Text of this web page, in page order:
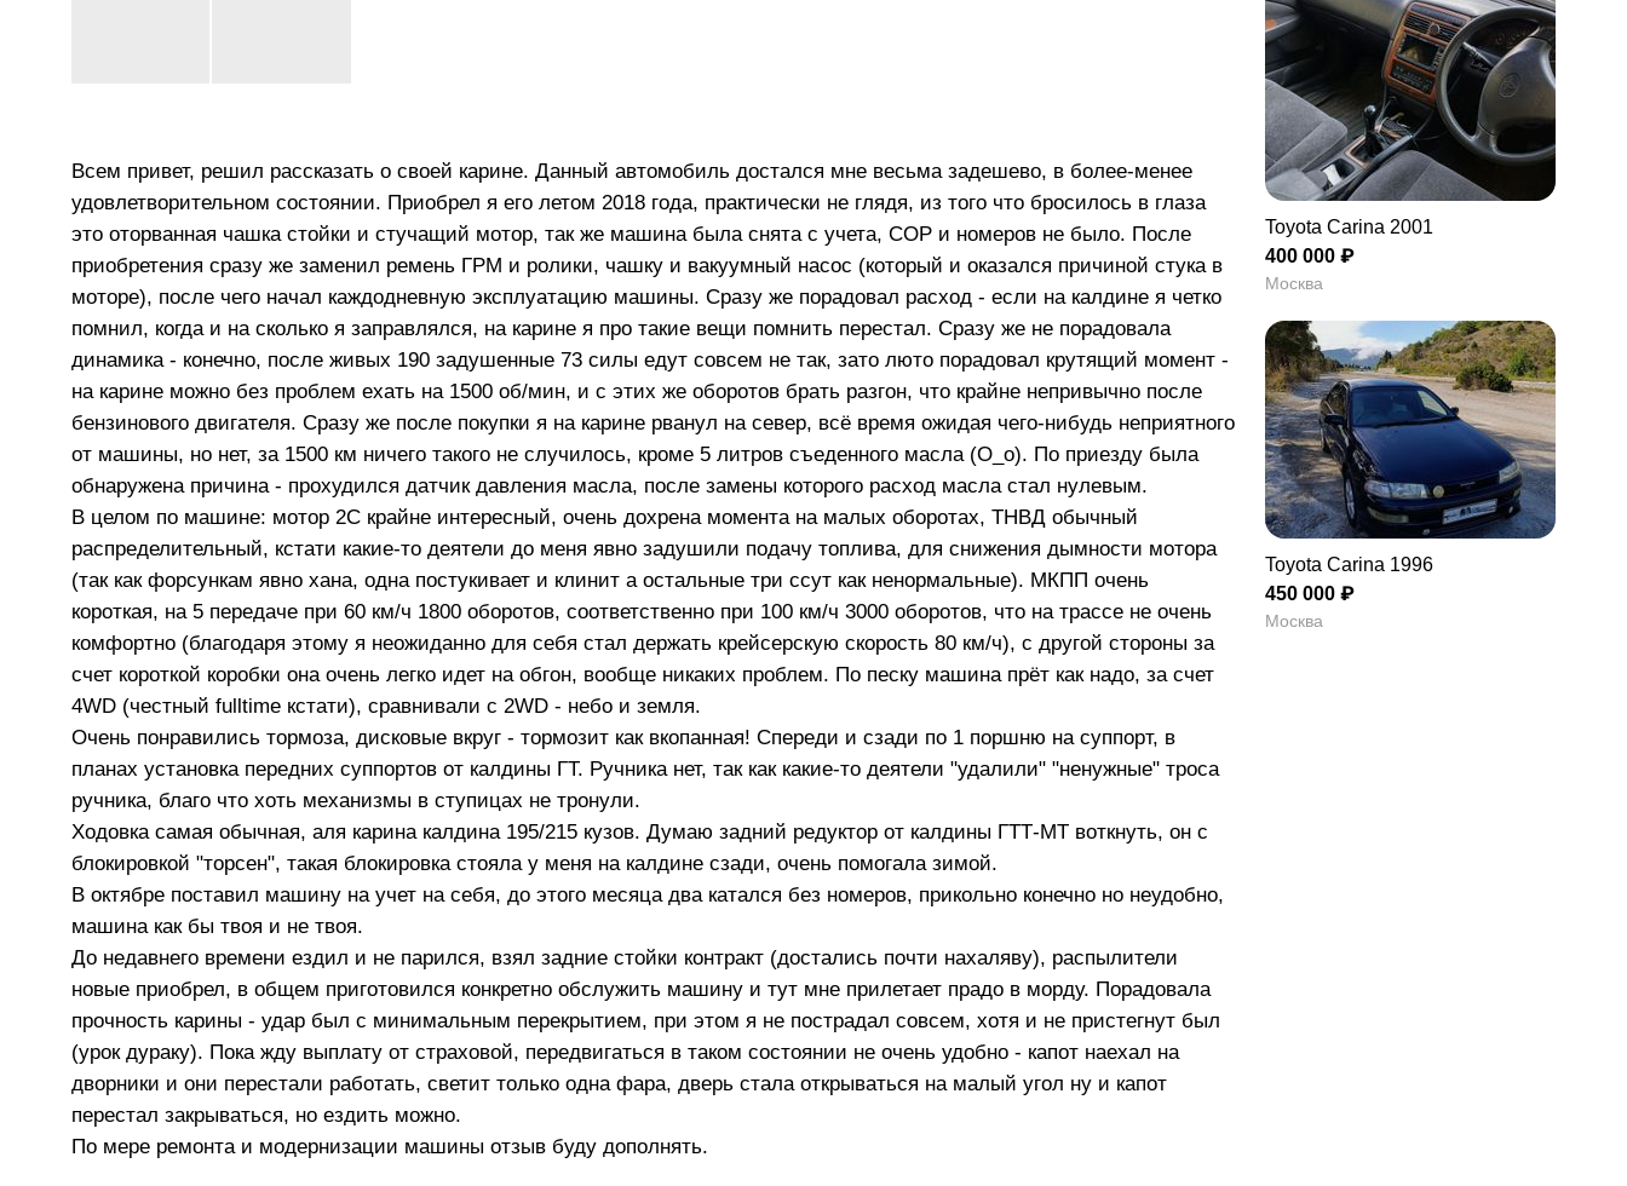
Всем привет, решил рассказать о своей карине. Данный автомобиль достался мне весьма задешево, в более-менее
удовлетворительном состоянии. Приобрел я его летом 2018 года, практически не глядя, из того что бросилось в глаза
это оторванная чашка стойки и стучащий мотор, так же машина была снята с учета, СОР и номеров не было. После
приобретения сразу же заменил ремень ГРМ и ролики, чашку и вакуумный насос (который и оказался причиной стука в
моторе), после чего начал каждодневную эксплуатацию машины. Сразу же порадовал расход - если на калдине я четко
помнил, когда и на сколько я заправлялся, на карине я про такие вещи помнить перестал. Сразу же не порадовала
динамика - конечно, после живых 190 задушенные 73 силы едут совсем не так, зато люто порадовал крутящий момент -
на карине можно без проблем ехать на 1500 об/мин, и с этих же оборотов брать разгон, что крайне непривычно после
бензинового двигателя. Сразу же после покупки я на карине рванул на север, всё время ожидая чего-нибудь неприятного
от машины, но нет, за 1500 км ничего такого не случилось, кроме 5 литров съеденного масла (О_о). По приезду была
обнаружена причина - прохудился датчик давления масла, после замены которого расход масла стал нулевым.
В целом по машине: мотор 2С крайне интересный, очень дохрена момента на малых оборотах, ТНВД обычный
распределительный, кстати какие-то деятели до меня явно задушили подачу топлива, для снижения дымности мотора
(так как форсункам явно хана, одна постукивает и клинит а остальные три ссут как ненормальные). МКПП очень
короткая, на 5 передаче при 60 км/ч 1800 оборотов, соответственно при 100 км/ч 3000 оборотов, что на трассе не очень
комфортно (благодаря этому я неожиданно для себя стал держать крейсерскую скорость 80 км/ч), с другой стороны за
счет короткой коробки она очень легко идет на обгон, вообще никаких проблем. По песку машина прёт как надо, за счет
4WD (честный fulltime кстати), сравнивали с 2WD - небо и земля.
Очень понравились тормоза, дисковые вкруг - тормозит как вкопанная! Спереди и сзади по 1 поршню на суппорт, в
планах установка передних суппортов от калдины ГТ. Ручника нет, так как какие-то деятели "удалили" "ненужные" троса
ручника, благо что хоть механизмы в ступицах не тронули.
Ходовка самая обычная, аля карина калдина 195/215 кузов. Думаю задний редуктор от калдины ГТТ-МТ воткнуть, он с
блокировкой "торсен", такая блокировка стояла у меня на калдине сзади, очень помогала зимой.
В октябре поставил машину на учет на себя, до этого месяца два катался без номеров, прикольно конечно но неудобно,
машина как бы твоя и не твоя.
До недавнего времени ездил и не парился, взял задние стойки контракт (достались почти нахаляву), распылители
новые приобрел, в общем приготовился конкретно обслужить машину и тут мне прилетает прадо в морду. Порадовала
прочность карины - удар был с минимальным перекрытием, при этом я не пострадал совсем, хотя и не пристегнут был
(урок дураку). Пока жду выплату от страховой, передвигаться в таком состоянии не очень удобно - капот наехал на
дворники и они перестали работать, светит только одна фара, дверь стала открываться на малый угол ну и капот
перестал закрываться, но ездить можно.
По мере ремонта и модернизации машины отзыв буду дополнять.
Toyota Carina 2001
400 000 ₽
Москва
Toyota Carina 1996
450 000 ₽
Москва